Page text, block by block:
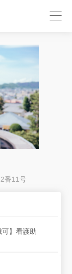
番11号
可】看護助